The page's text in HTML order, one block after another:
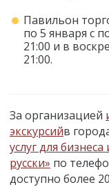
Павильон
по 5 января с
21:00 и в
21:00.
За организацией
экскурсийв
услуг для
русски» по
доступно более